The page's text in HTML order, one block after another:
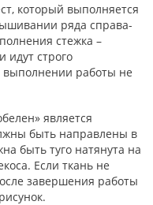
который выполняется
ряда справа-
стежка –
идут строго
выполнении работы не
является
быть направлены в
быть туго натянута на
Если ткань не
завершения работы